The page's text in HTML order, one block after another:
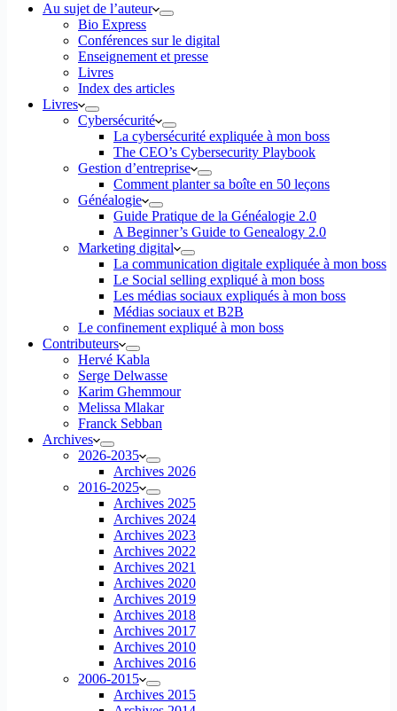
Au sujet de l’auteur
Bio Express
Conférences sur le digital
Enseignement et presse
Livres
Index des articles
Livres
Cybersécurité
La cybersécurité expliquée à mon boss
The CEO’s Cybersecurity Playbook
Gestion d’entreprise
Comment planter sa boîte en 50 leçons
Généalogie
Guide Pratique de la Généalogie 2.0
A Beginner’s Guide to Genealogy 2.0
Marketing digital
La communication digitale expliquée à mon boss
Le Social selling expliqué à mon boss
Les médias sociaux expliqués à mon boss
Médias sociaux et B2B
Le confinement expliqué à mon boss
Contributeurs
Hervé Kabla
Serge Delwasse
Karim Ghemmour
Melissa Mlakar
Franck Sebban
Archives
2026-2035
Archives 2026
2016-2025
Archives 2025
Archives 2024
Archives 2023
Archives 2022
Archives 2021
Archives 2020
Archives 2019
Archives 2018
Archives 2017
Archives 2010
Archives 2016
2006-2015
Archives 2015